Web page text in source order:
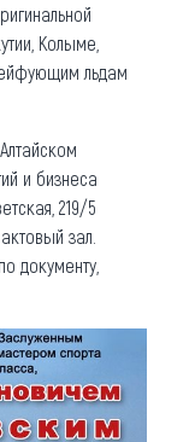
Колыме,
льдам
и бизнеса
219/5
зал.
документу,